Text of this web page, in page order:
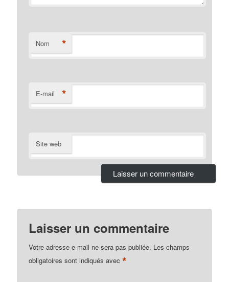
Nom *
E-mail *
Site web
Laisser un commentaire
Votre adresse e-mail ne sera pas publiée. Les champs
obligatoires sont indiqués avec*